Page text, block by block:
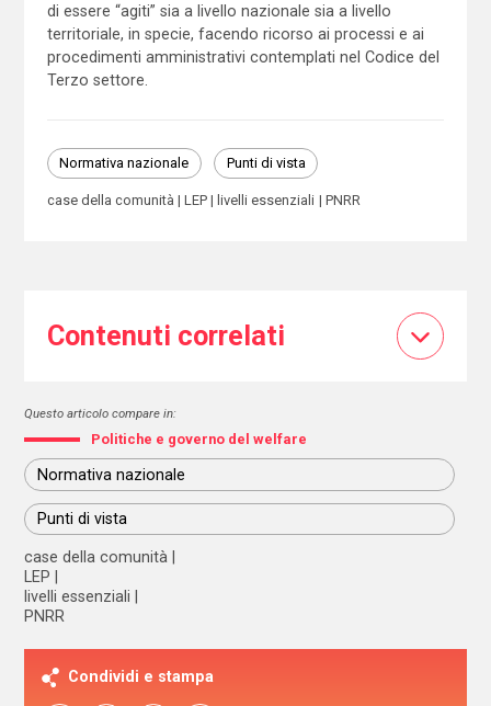
di essere “agiti” sia a livello nazionale sia a livello
territoriale, in specie, facendo ricorso ai processi e ai
procedimenti amministrativi contemplati nel Codice del
Terzo settore.
Normativa nazionale Punti di vista
case della comunità LEP livelli essenziali PNRR
Contenuti correlati
Questo articolo compare in:
Politiche e governo del welfare
Normativa nazionale
Punti di vista
case della comunità
LEP
livelli essenziali
PNRR
Condividi e stampa